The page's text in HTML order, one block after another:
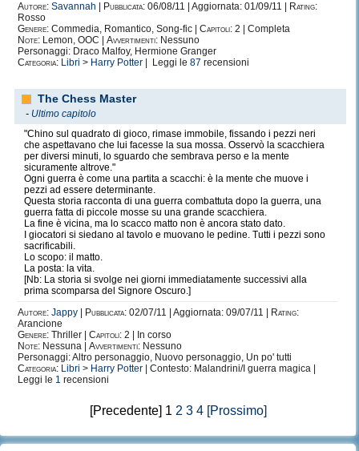
Autore: Savannah Pubblicata: 06/08/11 | Aggiornata: 01/09/11 |
Rating:
Rosso
Genere: Commedia, Romantico, Song-fic | Capitoli: 2 | Completa
Note: Lemon, OOC | Avvertimenti: Nessuno
Personaggi: Draco Malfoy, Hermione Granger
Categoria: Libri > Harry Potter | Leggi le 87 recensioni
The Chess Master
- Ultimo capitolo
"Chino sul quadrato di gioco, rimase immobile, fissando i pezzi neri
che aspettavano che lui facesse la sua mossa. Osservò la scacchiera
per diversi minuti, lo sguardo che sembrava perso e la mente
sicuramente altrove."
Ogni guerra è come una partita a scacchi: è la mente che muove i
pezzi ad essere determinante.
Questa storia racconta di una guerra combattuta dopo la guerra, una
guerra fatta di piccole mosse su una grande scacchiera.
La fine è vicina, ma lo scacco matto non è ancora stato dato.
I giocatori si siedano al tavolo e muovano le pedine. Tutti i pezzi sono
sacrificabili.
Lo scopo: il matto.
La posta: la vita.
[Nb: La storia si svolge nei giorni immediatamente successivi alla
prima scomparsa del Signore Oscuro.]
Autore: Jappy Pubblicata: 02/07/11 | Aggiornata: 09/07/11 |
Rating:
Arancione
Genere: Thriller | Capitoli: 2 | In corso
Note: Nessuna | Avvertimenti: Nessuno
Personaggi: Altro personaggio, Nuovo personaggio, Un po' tutti
Categoria: Libri > Harry Potter | Contesto: Malandrini/I guerra magica |
Leggi le 1 recensioni
[Precedente] 1 2 3 4 [Prossimo]